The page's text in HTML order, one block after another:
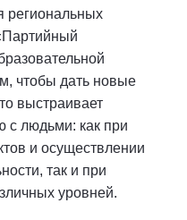
региональных
чтобы дать новые
выстраивает
с людьми: как при
и осуществлении
так и при
уровней.